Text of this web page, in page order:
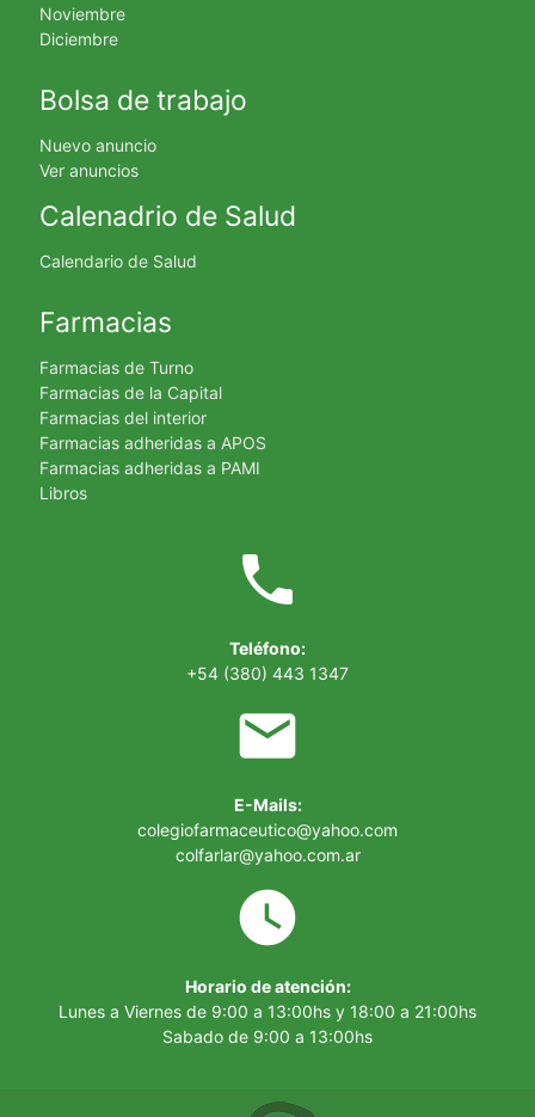
Noviembre
Diciembre
Bolsa de trabajo
Nuevo anuncio
Ver anuncios
Calenadrio de Salud
Calendario de Salud
Farmacias
Farmacias de Turno
Farmacias de la Capital
Farmacias del interior
Farmacias adheridas a APOS
Farmacias adheridas a PAMI
Libros
phone
Teléfono:
+54 (380) 443 1347
email
E-Mails:
colegiofarmaceutico@yahoo.com
colfarlar@yahoo.com.ar
watch_later
Horario de atención:
Lunes a Viernes de 9:00 a 13:00hs y 18:00 a 21:00hs
Sabado de 9:00 a 13:00hs